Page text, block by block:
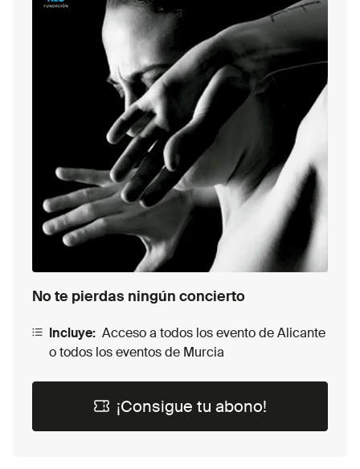
No te pierdas ningún concierto
Incluye: Acceso a todos los evento de Alicante
o todos los eventos de Murcia
¡Consigue tu abono!